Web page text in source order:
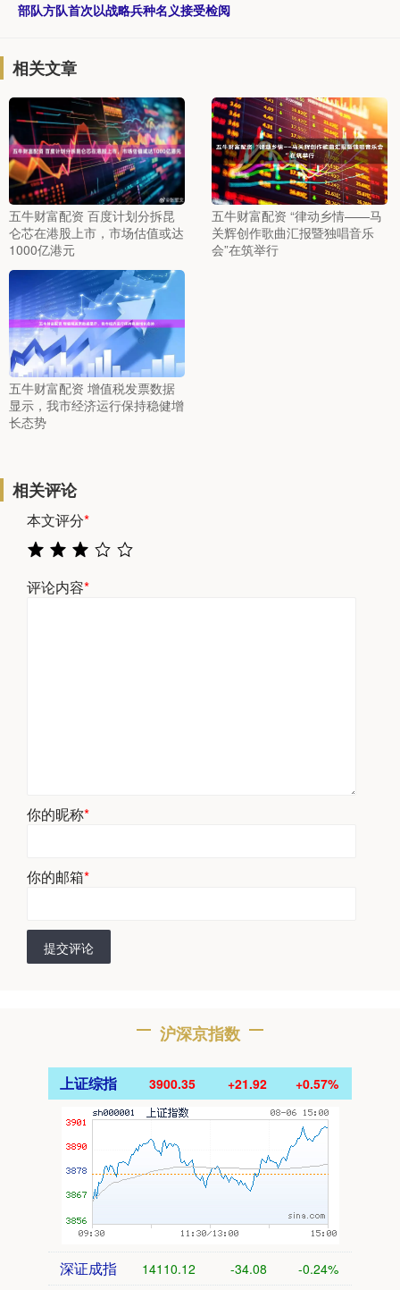
部队方队首次以战略兵种名义接受检阅
相关文章
五牛财富配资 百度计划分拆昆
仑芯在港股上市，市场估值或达
1000亿港元
五牛财富配资 “律动乡情——马
关辉创作歌曲汇报暨独唱音乐
会”在筑举行
五牛财富配资 增值税发票数据
显示，我市经济运行保持稳健增
长态势
相关评论
本文评分*
评论内容*
你的昵称*
你的邮箱*
提交评论
沪深京指数
上证综指 3900.35 +21.92 +0.57%
深证成指 14110.12 -34.08 -0.24%